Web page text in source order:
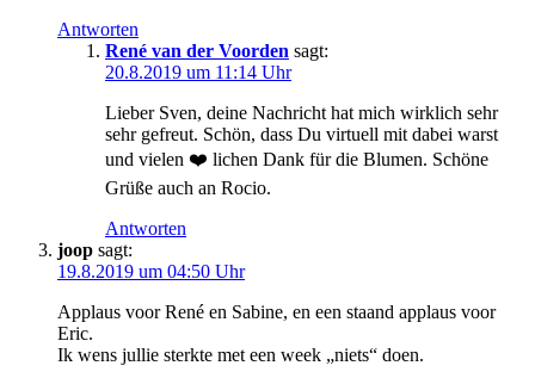
Antworten
René van der Voorden sagt:
20.8.2019 um 11:14 Uhr
Lieber Sven, deine Nachricht hat mich wirklich sehr
sehr gefreut. Schön, dass Du virtuell mit dabei warst
und vielen ❤️ lichen Dank für die Blumen. Schöne
Grüße auch an Rocio.
Antworten
joop sagt:
19.8.2019 um 04:50 Uhr
Applaus voor René en Sabine, en een staand applaus voor
Eric.
Ik wens jullie sterkte met een week „niets“ doen.